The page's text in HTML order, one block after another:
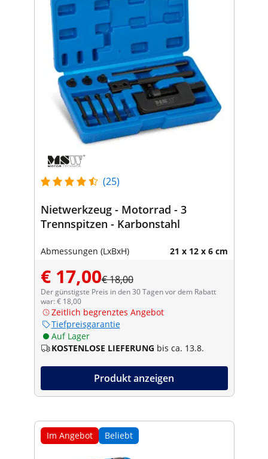
(25)
Nietwerkzeug - Motorrad - 3
Trennspitzen - Karbonstahl
Abmessungen (LxBxH) 21 x 12 x 6 cm
€ 17,00€ 18,00
Der günstigste Preis in den 30 Tagen vor dem Rabatt
war: € 18,00
Zeitlich begrenztes Angebot
Tiefpreisgarantie
Auf Lager
KOSTENLOSE LIEFERUNG bis ca. 13.8.
Produkt anzeigen
Im Angebot Beliebt